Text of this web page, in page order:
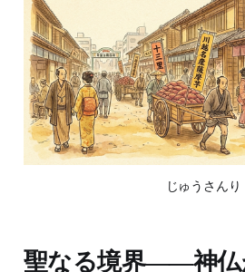
じゅうさんり
聖なる境界――神仏